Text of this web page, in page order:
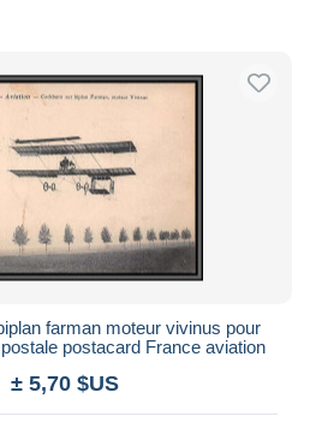
farman moteur vivinus pour
postacard France aviation
± 5,70 $US